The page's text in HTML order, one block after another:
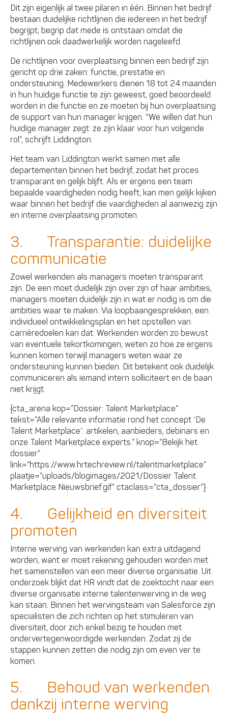
Dit zijn eigenlijk al twee pilaren in één. Binnen het bedrijf
bestaan duidelijke richtlijnen die iedereen in het bedrijf
begrijpt, begrip dat mede is ontstaan omdat die
richtlijnen ook daadwerkelijk worden nageleefd.
De richtlijnen voor overplaatsing binnen een bedrijf zijn
gericht op drie zaken: functie, prestatie en
ondersteuning. Medewerkers dienen 18 tot 24 maanden
in hun huidige functie te zijn geweest, goed beoordeeld
worden in die functie en ze moeten bij hun overplaatsing
de support van hun manager krijgen. “We willen dat hun
huidige manager zegt: ze zijn klaar voor hun volgende
rol”, schrijft Liddington.
Het team van Liddington werkt samen met alle
departementen binnen het bedrijf, zodat het proces
transparant en gelijk blijft. Als er ergens een team
bepaalde vaardigheden nodig heeft, kan men gelijk kijken
waar binnen het bedrijf die vaardigheden al aanwezig zijn
en interne overplaatsing promoten.
3. Transparantie: duidelijke
communicatie
Zowel werkenden als managers moeten transparant
zijn. De een moet duidelijk zijn over zijn of haar ambities,
managers moeten duidelijk zijn in wat er nodig is om die
ambities waar te maken. Via loopbaangesprekken, een
individueel ontwikkelingsplan en het opstellen van
carrièredoelen kan dat. Werkenden worden zo bewust
van eventuele tekortkomingen, weten zo hoe ze ergens
kunnen komen terwijl managers weten waar ze
ondersteuning kunnen bieden. Dit betekent ook duidelijk
communiceren als iemand intern solliciteert en de baan
niet krijgt.
{cta_arena kop=”Dossier: Talent Marketplace”
tekst=”Alle relevante informatie rond het concept ‘De
Talent Marketplace’: artikelen, aanbieders, debinars en
onze Talent Marketplace experts.” knop=”Bekijk het
dossier”
link=”https://www.hrtechreview.nl/talentmarketplace”
plaatje=”uploads/blogimages/2021/Dossier Talent
Marketplace Nieuwsbrief.gif” ctaclass=”cta_dossier”}
4. Gelijkheid en diversiteit
promoten
Interne werving van werkenden kan extra uitdagend
worden, want er moet rekening gehouden worden met
het samenstellen van een meer diverse organisatie. Uit
onderzoek blijkt dat HR vindt dat de zoektocht naar een
diverse organisatie interne talentenwerving in de weg
kan staan. Binnen het wervingsteam van Salesforce zijn
specialisten die zich richten op het stimuleren van
diversiteit, door zich enkel bezig te houden met
ondervertegenwoordigde werkenden. Zodat zij de
stappen kunnen zetten die nodig zijn om even ver te
komen.
5. Behoud van werkenden
dankzij interne werving